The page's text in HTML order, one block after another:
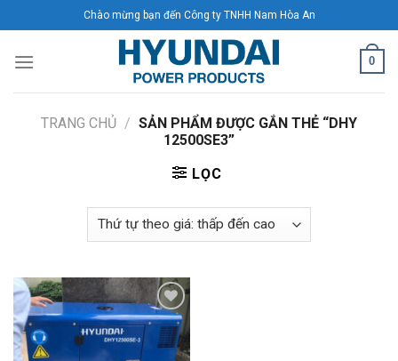
to
content
Chào mừng bạn đến Công ty TNHH Nam Hòa An
0
TRANG CHỦ / SẢN PHẨM ĐƯỢC GẮN THẺ “DHY
12500SE3”
LỌC
Add to
Wishlist